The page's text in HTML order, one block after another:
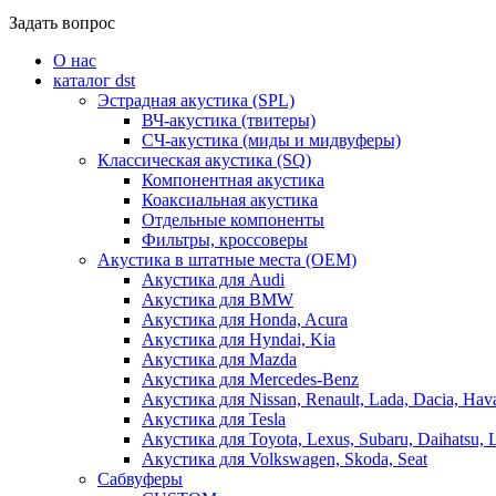
Задать вопрос
О нас
каталог dst
Эстрадная акустика (SPL)
ВЧ-акустика (твитеры)
СЧ-акустика (миды и мидвуферы)
Классическая акустика (SQ)
Компонентная акустика
Коаксиальная акустика
Отдельные компоненты
Фильтры, кроссоверы
Акустика в штатные места (OEM)
Акустика для Audi
Акустика для BMW
Акустика для Honda, Acura
Акустика для Hyndai, Kia
Акустика для Mazda
Акустика для Mercedes-Benz
Акустика для Nissan, Renault, Lada, Dacia,
Акустика для Tesla
Акустика для Toyota, Lexus, Subaru, Daihatsu,
Акустика для Volkswagen, Skoda, Seat
Сабвуферы